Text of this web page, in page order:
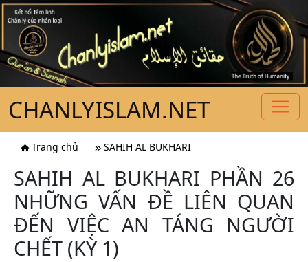
CHANLYISLAM.NET
Trang chủ SAHIH AL BUKHARI
SAHIH AL BUKHARI PHẦN 26
NHỮNG VẤN ĐỀ LIÊN QUAN
ĐẾN VIỆC AN TÁNG NGƯỜI
CHẾT (KỲ 1)